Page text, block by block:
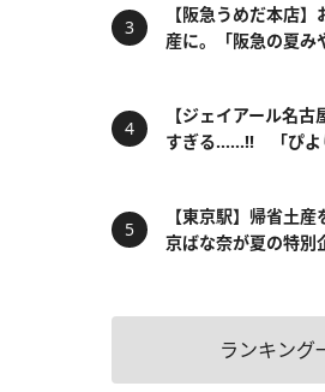
【阪急うめだ本店
産に。「阪急の夏み
【ジェイアール名
すぎる……!! 「ぴよ
【東京駅】帰省土
京ばな奈が夏の特別
ランキング